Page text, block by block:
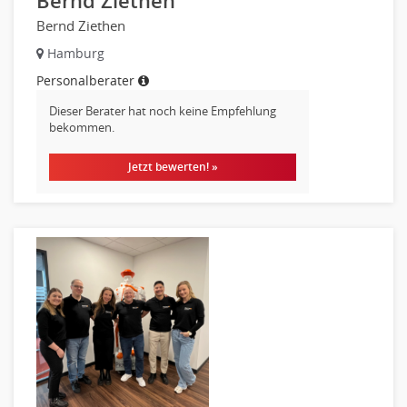
Metallhandwerk
Nahrungsmittelherstellung, -verarbeitung
Sicherheitsdienste, Schutzdienste
Entwicklung
Fahrzeugtechnik
Fertigungstechnik
gebaeude-versorgungs-sicherheitstechnik
Kunststofftechnik
Leitung, Teamleitung
Luft- und Raumfahrttechnik
Bernd Ziethen
Hamburg
Personalberater
Dieser Berater hat noch keine Empfehlung
bekommen.
Jetzt bewerten! »